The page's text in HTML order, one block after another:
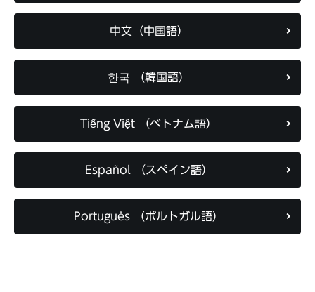
中文（中国語）
한국 （韓国語）
Tiếng Việt （ベトナム語）
Español （スペイン語）
Português （ポルトガル語）